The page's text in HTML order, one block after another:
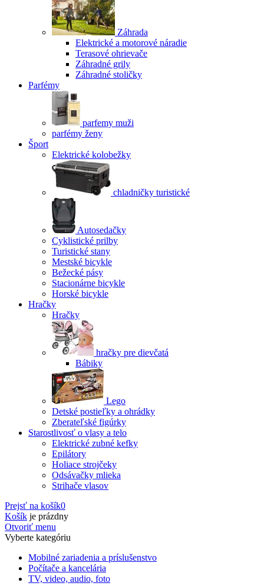
Záhrada
Elektrické a motorové náradie
Terasové ohrievače
Záhradné grily
Záhradné stoličky
Parfémy
parfemy muži
parfémy ženy
Šport
Elektrické kolobežky
chladničky turistické
Autosedačky
Cyklistické prilby
Turistické stany
Mestské bicykle
Bežecké pásy
Stacionárne bicykle
Horské bicykle
Hračky
Hračky
hračky pre dievčatá
Bábiky
Lego
Detské postieľky a ohrádky
Zberateľské figúrky
Starostlivosť o vlasy a telo
Elektrické zubné kefky
Epilátory
Holiace strojčeky
Odsávačky mlieka
Strihače vlasov
Prejsť na košík0
Košík je prázdny
Otvoriť menu
Vyberte kategóriu
Mobilné zariadenia a príslušenstvo
Počítače a kancelária
TV, video, audio, foto